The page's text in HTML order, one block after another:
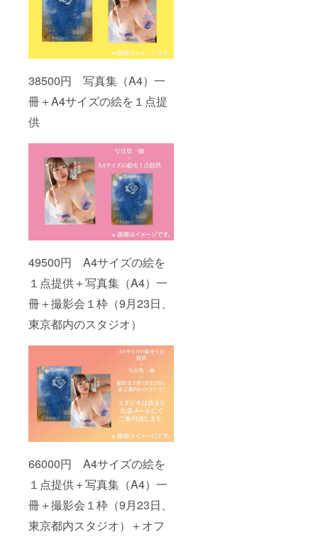
38500円 写真集（A4）一
冊＋A4サイズの絵を１点提
供
49500円 A4サイズの絵を
１点提供＋写真集（A4）一
冊＋撮影会１枠（9月23日、
東京都内のスタジオ）
66000円 A4サイズの絵を
１点提供＋写真集（A4）一
冊＋撮影会１枠（9月23日、
東京都内スタジオ）＋オフ